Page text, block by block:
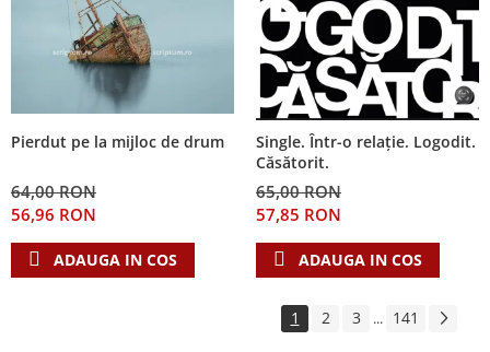
Pierdut pe la mijloc de drum
64,00 RON
56,96 RON
ADAUGA IN COS
Single. Într-o relație. Logodit.
Căsătorit.
65,00 RON
57,85 RON
ADAUGA IN COS
1 2 3 ... 141